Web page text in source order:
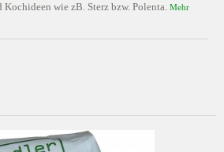
wie zB. Sterz bzw. Polenta. Mehr